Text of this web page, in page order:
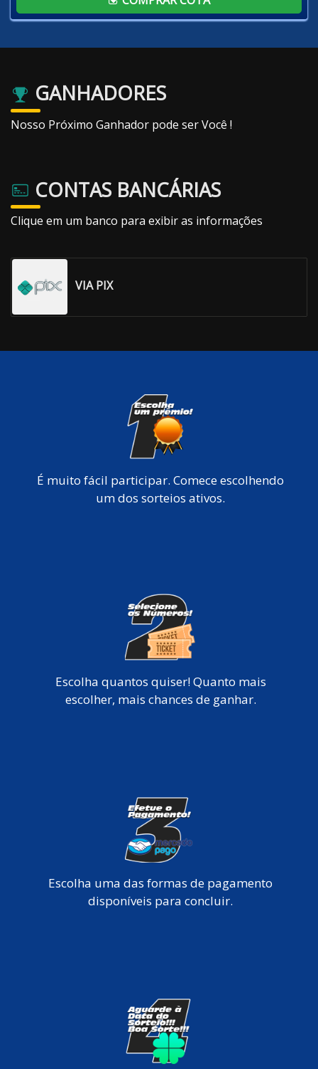
GANHADORES
Nosso Próximo Ganhador pode ser Você !
CONTAS BANCÁRIAS
Clique em um banco para exibir as informações
VIA PIX
É muito fácil participar. Comece escolhendo
um dos sorteios ativos.
Escolha quantos quiser! Quanto mais
escolher, mais chances de ganhar.
Escolha uma das formas de pagamento
disponíveis para concluir.